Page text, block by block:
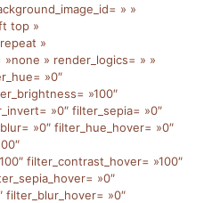
» »
top »
»
» render_logics= » »
»0″
»100″
»0″ filter_sepia= »0″
»0″ filter_hue_hover= »0″
filter_contrast_hover= »100″
»0″
filter_blur_hover= »0″